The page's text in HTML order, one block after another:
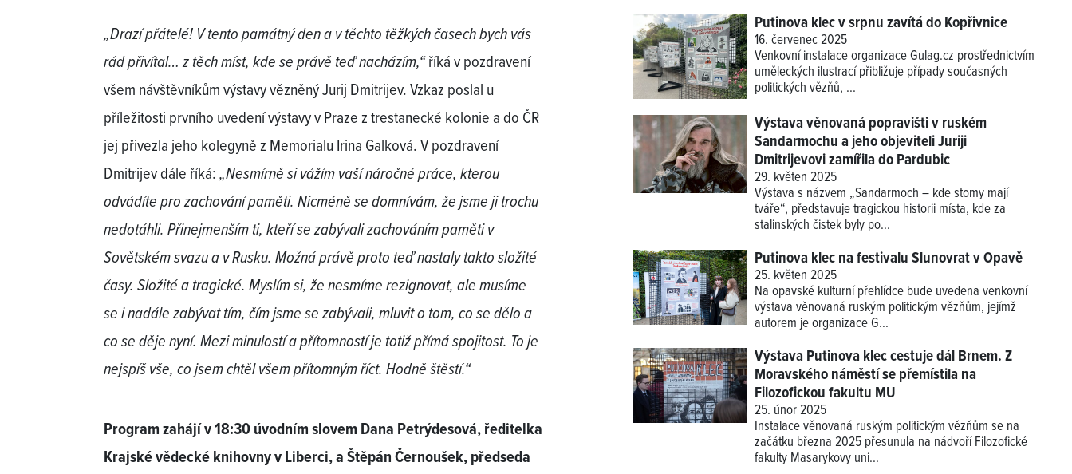
„Drazí přátelé! V tento památný den a v těchto těžkých časech bych vás
rád přivítal… z těch míst, kde se právě teď nacházím,“říká v pozdravení
všem návštěvníkům výstavy vězněný Jurij Dmitrijev. Vzkaz poslal u
příležitosti prvního uvedení výstavy v Praze z trestanecké kolonie a do ČR
jej přivezla jeho kolegyně z Memorialu Irina Galková. V pozdravení
Dmitrijev dále říká:„Nesmírně si vážím vaší náročné práce, kterou
odvádíte pro zachování paměti. Nicméně se domnívám, že jsme ji trochu
nedotáhli. Přinejmenším ti, kteří se zabývali zachováním paměti v
Sovětském svazu a v Rusku. Možná právě proto teď nastaly takto složité
časy. Složité a tragické. Myslím si, že nesmíme rezignovat, ale musíme
se i nadále zabývat tím, čím jsme se zabývali, mluvit o tom, co se dělo a
co se děje nyní. Mezi minulostí a přítomností je totiž přímá spojitost. To je
nejspíš vše, co jsem chtěl všem přítomným říct. Hodně štěstí.“
Program zahájí v 18:30 úvodním slovem Dana Petrýdesová, ředitelka
Krajské vědecké knihovny v Liberci, a Štěpán Černoušek, předseda
Putinova klec v srpnu zavítá do Kopřivnice
16. červenec 2025
Venkovní instalace organizace Gulag.cz prostřednictvím
uměleckých ilustrací přibližuje případy současných
politických vězňů, ...
Výstava věnovaná popravišti v ruském
Sandarmochu a jeho objeviteli Juriji
Dmitrijevovi zamířila do Pardubic
29. květen 2025
Výstava s názvem „Sandarmoch – kde stomy mají
tváře“, představuje tragickou historii místa, kde za
stalinských čistek byly po...
Putinova klec na festivalu Slunovrat v Opavě
25. květen 2025
Na opavské kulturní přehlídce bude uvedena venkovní
výstava věnovaná ruským politickým vězňům, jejímž
autorem je organizace G...
Výstava Putinova klec cestuje dál Brnem. Z
Moravského náměstí se přemístila na
Filozofickou fakultu MU
25. únor 2025
Instalace věnovaná ruským politickým vězňům se na
začátku března 2025 přesunula na nádvoří Filozofické
fakulty Masarykovy uni...